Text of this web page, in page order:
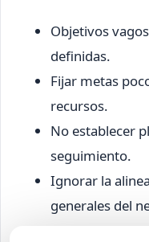
Objetivos
definidas.
Fijar metas
recursos.
No establecer
seguimiento.
Ignorar la
generales del